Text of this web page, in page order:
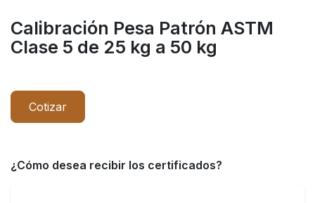
Calibración Pesa Patrón ASTM
Clase 5 de 25 kg a 50 kg
Cotizar
¿Cómo desea recibir los certificados?